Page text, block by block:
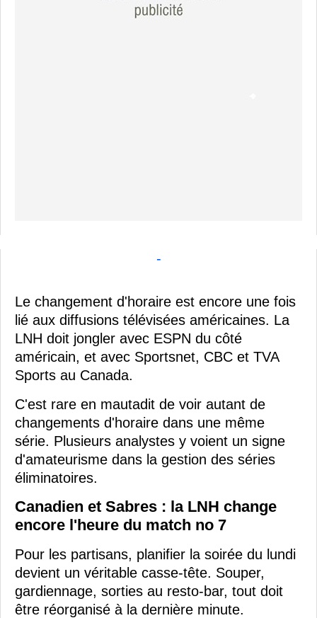
-
Le changement d'horaire est encore une fois
lié aux diffusions télévisées américaines. La
LNH doit jongler avec ESPN du côté
américain, et avec Sportsnet, CBC et TVA
Sports au Canada.
C'est rare en mautadit de voir autant de
changements d'horaire dans une même
série. Plusieurs analystes y voient un signe
d'amateurisme dans la gestion des séries
éliminatoires.
Canadien et Sabres : la LNH change
encore l'heure du match no 7
Pour les partisans, planifier la soirée du lundi
devient un véritable casse-tête. Souper,
gardiennage, sorties au resto-bar, tout doit
être réorganisé à la dernière minute.